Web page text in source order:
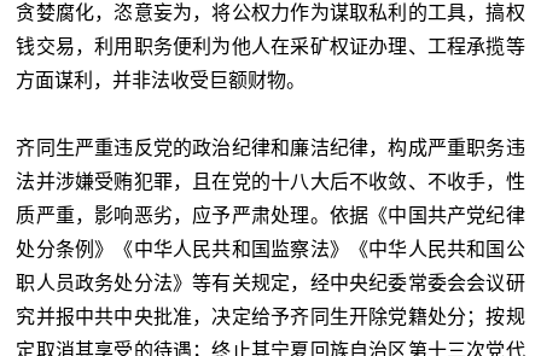
贪婪腐化，恣意妄为，将公权力作为谋取私利的工具，搞权
钱交易，利用职务便利为他人在采矿权证办理、工程承揽等
方面谋利，并非法收受巨额财物。
齐同生严重违反党的政治纪律和廉洁纪律，构成严重职务违
法并涉嫌受贿犯罪，且在党的十八大后不收敛、不收手，性
质严重，影响恶劣，应予严肃处理。依据《中国共产党纪律
处分条例》《中华人民共和国监察法》《中华人民共和国公
职人员政务处分法》等有关规定，经中央纪委常委会会议研
究并报中共中央批准，决定给予齐同生开除党籍处分；按规
定取消其享受的待遇；终止其宁夏回族自治区第十三次党代